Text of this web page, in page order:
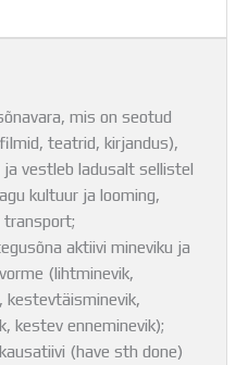
mis on seotud
teatrid, kirjandus),
ja vestleb ladusalt sellistel
kultuur ja looming,
transport;
aktiivi mineviku ja
(lihtminevik,
kestevtäisminevik,
kestev enneminevik);
(have sth done)